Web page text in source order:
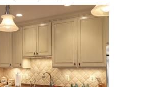
Фартук из шпаклевки